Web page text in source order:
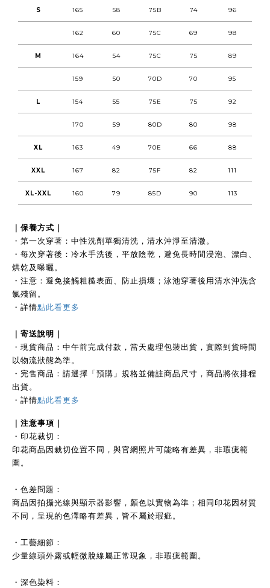
S 165 58 75B 74 96
162 60 75C 69 98
M 164 54 75C 75 89
159 50 70D 70 95
L 154 55 75E 75 92
170 59 80D 80 98
XL 163 49 70E 66 88
XXL 167 82 75F 82 111
XL-XXL 160 79 85D 90 113
｜保養方式｜
・第一次穿著：中性洗劑單獨清洗，清水沖淨至清澈。
・每次穿著後：冷水手洗後，平放陰乾，避免長時間浸泡、漂白、
烘乾及曝曬。
・注意：避免接觸粗糙表面、防止損壞；泳池穿著後用清水沖洗含
氯殘留。
・ 詳情點此看更多
｜ 寄送說明｜
・現貨商品：中午前完成付款，當天處理包裝出貨，實際到貨時間
以物流狀態為準。
・完售商品：請選擇「預購」規格並備註商品尺寸，商品將依排程
出貨。
・詳情點此看更多
｜注意事項｜
・印花裁切：
印花商品因裁切位置不同，與官網照片可能略有差異，非瑕疵範
圍。
・色差問題：
商品因拍攝光線與顯示器影響，顏色以實物為準；相同印花因材質
不同，呈現的色澤略有差異，皆不屬於瑕疵。
・工藝細節：
少量線頭外露或輕微脫線屬正常現象，非瑕疵範圍。
・深色染料：